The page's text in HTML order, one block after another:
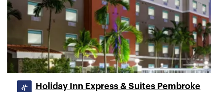
Holiday Inn Express & Suites Pembroke